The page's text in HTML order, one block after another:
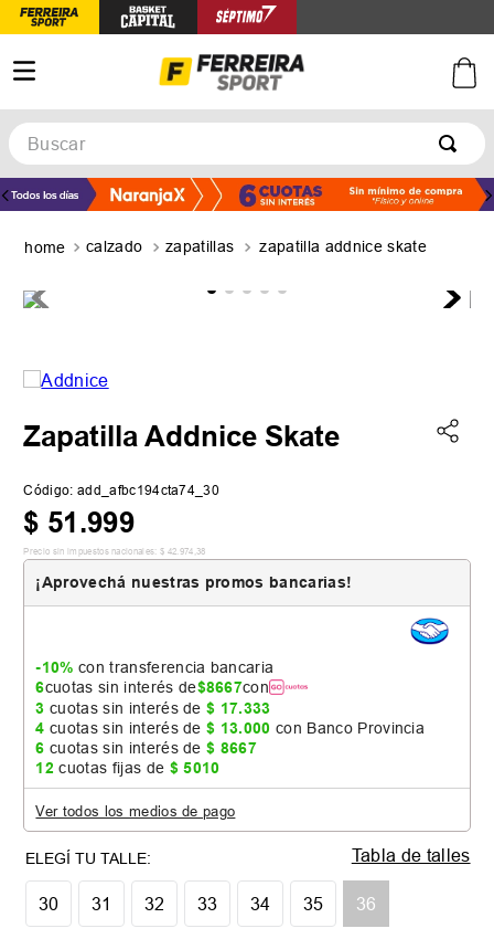
Buscar
calzado zapatillas zapatilla addnice skate
Zapatilla Addnice Skate
Código: add_afbc194cta74_30
$ 51.999
Precio sin impuestos nacionales: $ 42 974 38
¡Aprovechá nuestras promos bancarias!
-10% con transferencia bancaria
6cuotas sin interés de$8667con
3 cuotas sin interés de$ 17.333
4 cuotas sin interés de$ 13.000 con Banco Provincia
6 cuotas sin interés de$ 8667
12 cuotas fijas de $ 5010
Ver todos los medios de pago
30 31 32 33 34 35 36
Tabla de talles
TÉRMINOS MÁS BUSCADOS
3.
5. zapatillas adidas